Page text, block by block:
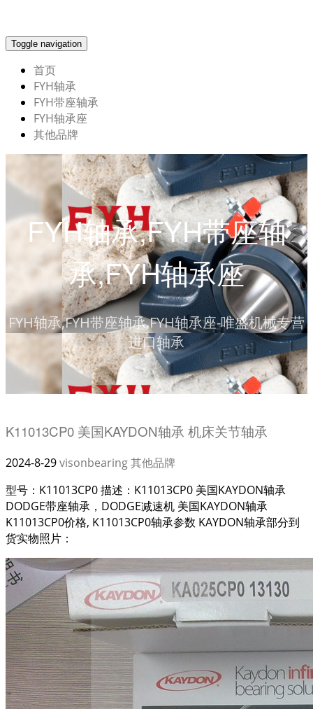
Toggle navigation
首页
FYH轴承
FYH带座轴承
FYH轴承座
其他品牌
FYH轴承,FYH带座轴
承,FYH轴承座
FYH轴承,FYH带座轴承,FYH轴承座-唯盛机械专营
进口轴承
K11013CP0 美国KAYDON轴承 机床关节轴承
2024-8-29visonbearing其他品牌
型号：K11013CP0 描述：K11013CP0 美国KAYDON轴承
DODGE带座轴承，DODGE减速机 美国KAYDON轴承
K11013CP0价格, K11013CP0轴承参数 KAYDON轴承部分到
货实物照片：